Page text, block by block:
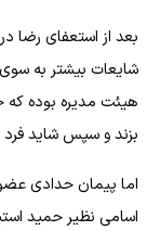
بعد از استعفای رضا
شایعات بیشتر به
هیئت مدیره بوده که
بزند و سپس شاید فرد
اما پیمان حدادی
اسامی نظیر حمید